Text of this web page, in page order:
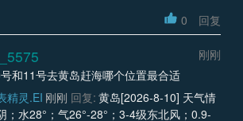
0 回复
刚刚
和11号去黄岛赶海哪个位置最合适
精灵.EI 刚刚 回复: 黄岛[2026-8-10] 天气情
；水28°；气26°-28°；3-4级东北风；0.9-